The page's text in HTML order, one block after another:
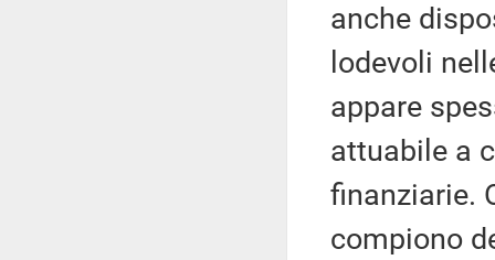
anche
lodevoli
appare
attuabile a
finanziarie.
compiono